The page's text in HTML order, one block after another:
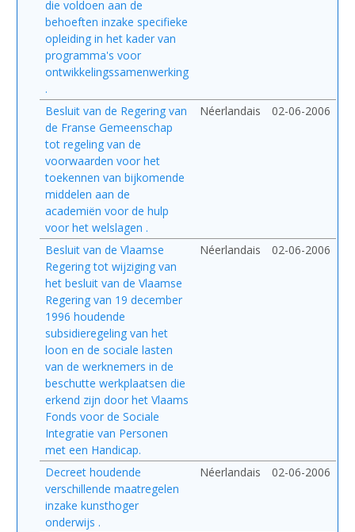
die voldoen aan de
behoeften inzake specifieke
opleiding in het kader van
programma's voor
ontwikkelingssamenwerking
.
Besluit van de Regering van
de Franse Gemeenschap
tot regeling van de
voorwaarden voor het
toekennen van bijkomende
middelen aan de
academiën voor de hulp
voor het welslagen .
Néerlandais 02-06-2006
Besluit van de Vlaamse
Regering tot wijziging van
het besluit van de Vlaamse
Regering van 19 december
1996 houdende
subsidieregeling van het
loon en de sociale lasten
van de werknemers in de
beschutte werkplaatsen die
erkend zijn door het Vlaams
Fonds voor de Sociale
Integratie van Personen
met een Handicap.
Néerlandais 02-06-2006
Decreet houdende
verschillende maatregelen
inzake kunsthoger
onderwijs .
Néerlandais 02-06-2006